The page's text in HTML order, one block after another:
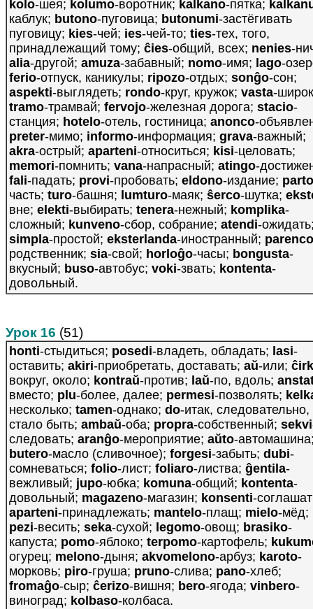
kolo-шея; kolumo-воротник; kalkano-пятка;
каблук; butono-пуговица; butonumi-застёгивать
пуговицу; kies-чей; ies-чей-то; ties-тех, того,
принадлежащий тому; ĉies-общий, всех; nenies-
alia-другой; amuza-забавный; nomo-имя; lago-
ferio-отпуск, каникулы; ripozo-отдых; sonĝo-сон;
aspekti-выглядеть; rondo-круг, кружок; vasta-
tramo-трамвай; fervojo-железная дорога; stacio-
станция; hotelo-отель, гостиница; anonco-
preter-мимо; informo-информация; grava-важный;
akra-острый; aparteni-относиться; kisi-целовать;
memori-помнить; vana-напрасный; atingo-
fali-падать; provi-пробовать; eldono-издание; parto
часть; turo-башня; lumturo-маяк; ŝerco-шутка;
вне; elekti-выбирать; tenera-нежный; komplika-
сложный; kunveno-сбор, собрание; atendi-
simpla-простой; eksterlanda-иностранный; parenco
родственник; sia-свой; horloĝo-часы; bongusta-
вкусный; buso-автобус; voki-звать; kontenta-
довольный.
Урок 16 (51)
honti-стыдиться; posedi-владеть, обладать; lasi-
оставить; akiri-приобретать, доставать; aŭ-или;
вокруг, около; kontraŭ-против; laŭ-по, вдоль;
вместо; plu-более, далее; permesi-позволять;
несколько; tamen-однако; do-итак, следовательно,
стало быть; ambaŭ-оба; propra-собственный; sekvi
следовать; aranĝo-мероприятие; aŭto-
butero-масло (сливочное); forgesi-забыть; dubi-
сомневаться; folio-лист; foliaro-листва; ĝentila-
вежливый; jupo-юбка; komuna-общий; kontenta-
довольный; magazeno-магазин; konsenti-
aparteni-принадлежать; mantelo-плащ; mielo-мёд;
pezi-весить; seka-сухой; legomo-овощ; brasiko-
капуста; pomo-яблоко; terpomo-картофель;
огурец; melono-дыня; akvomelono-арбуз; karoto-
морковь; piro-груша; pruno-слива; pano-хлеб;
fromaĝo-сыр; ĉerizo-вишня; bero-ягода; vinbero-
виноград; kolbaso-колбаса.